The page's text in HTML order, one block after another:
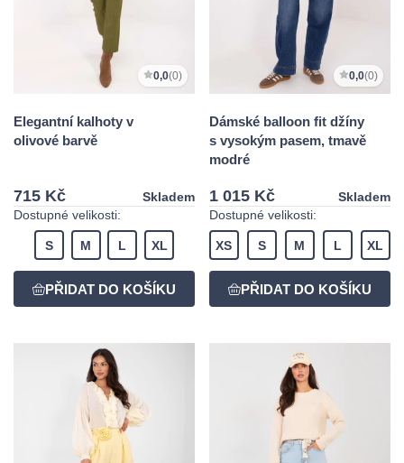
0,0(0)
Elegantní kalhoty v
olivové barvě
715 Kč
Skladem
Dostupné velikosti:
S M L XL
0,0(0)
Dámské balloon fit džíny
s vysokým pasem, tmavě
modré
1 015 Kč
Skladem
Dostupné velikosti:
XS S M L XL